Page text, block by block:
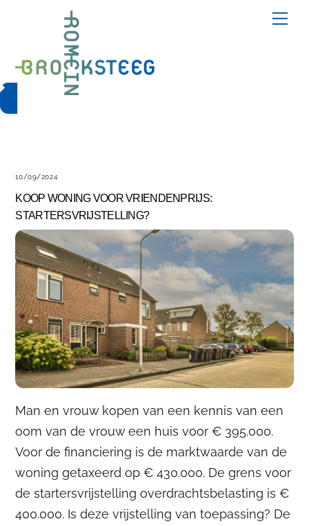
10/09/2024
KOOP WONING VOOR VRIENDENPRIJS:
STARTERSVRIJSTELLING?
Man en vrouw kopen van een kennis van een
oom van de vrouw een huis voor € 395.000.
Voor de financiering is de marktwaarde van de
woning getaxeerd op € 430.000. De grens voor
de startersvrijstelling overdrachtsbelasting is €
400.000. Is deze vrijstelling van toepassing? De